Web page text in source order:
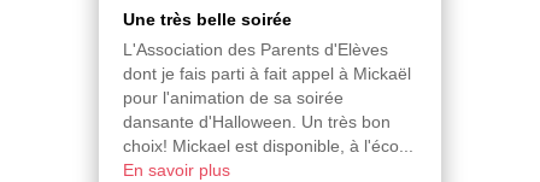
Une très belle soirée
L'Association des Parents d'Elèves
dont je fais parti à fait appel à Mickaël
pour l'animation de sa soirée
dansante d'Halloween. Un très bon
choix! Mickael est disponible, à l'éco...
En savoir plus